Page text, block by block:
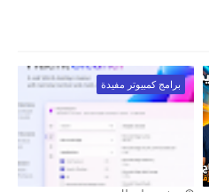
برامج كمبيوتر مفيدة